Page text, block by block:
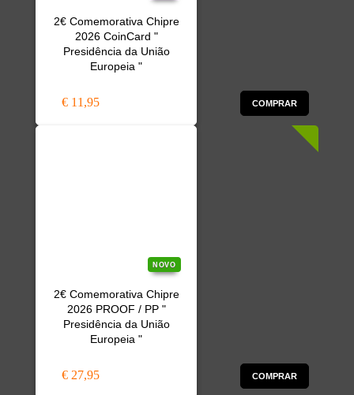
2€ Comemorativa Chipre
2026 CoinCard "
Presidência da União
Europeia "
€ 11,95 COMPRAR
NOVO
2€ Comemorativa Chipre
2026 PROOF / PP "
Presidência da União
Europeia "
€ 27,95 COMPRAR